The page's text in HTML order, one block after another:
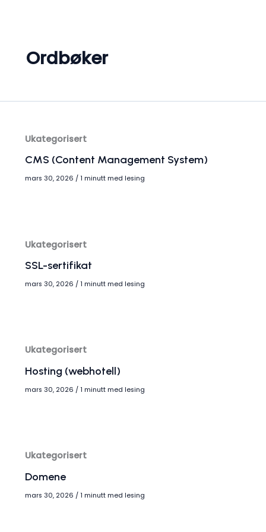
innholdetOrdbøker
Ukategorisert
CMS (Content Management System)
mars 30, 2026 / 1 minutt med lesing
Ukategorisert
SSL-sertifikat
mars 30, 2026 / 1 minutt med lesing
Ukategorisert
Hosting (webhotell)
mars 30, 2026 / 1 minutt med lesing
Ukategorisert
Domene
mars 30, 2026 / 1 minutt med lesing